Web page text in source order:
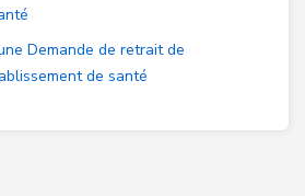
Demande de retrait de
de santé